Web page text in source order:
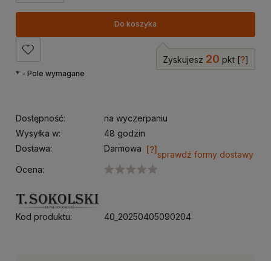
Do koszyka
Zyskujesz 20 pkt [?]
* - Pole wymagane
Dostępność:
na wyczerpaniu
Wysyłka w:
48 godzin
Dostawa:
Darmowa
Cena nie zawiera ewentualnych kosztów płatności
sprawdź formy dostawy
Ocena:
Kod produktu: 40_20250405090204